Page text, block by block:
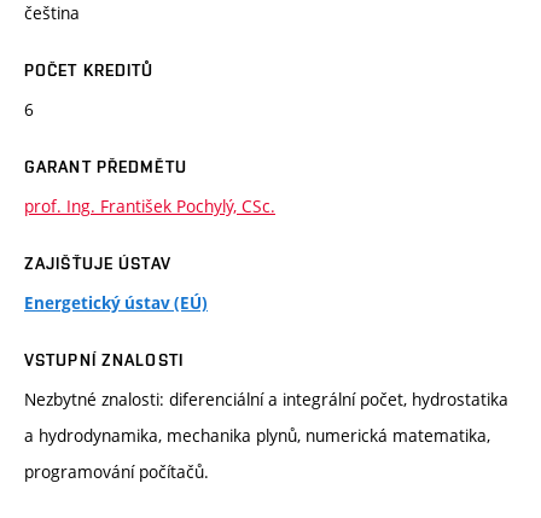
čeština
POČET KREDITŮ
6
GARANT PŘEDMĚTU
prof. Ing. František Pochylý, CSc.
ZAJIŠŤUJE ÚSTAV
Energetický ústav (EÚ)
VSTUPNÍ ZNALOSTI
Nezbytné znalosti: diferenciální a integrální počet, hydrostatika
a hydrodynamika, mechanika plynů, numerická matematika,
programování počítačů.